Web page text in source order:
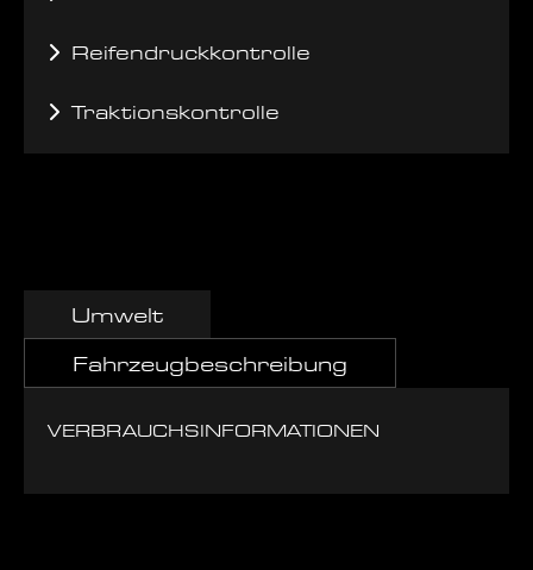
Reifendruckkontrolle
Traktionskontrolle
Umwelt
Fahrzeugbeschreibung
VERBRAUCHSINFORMATIONEN